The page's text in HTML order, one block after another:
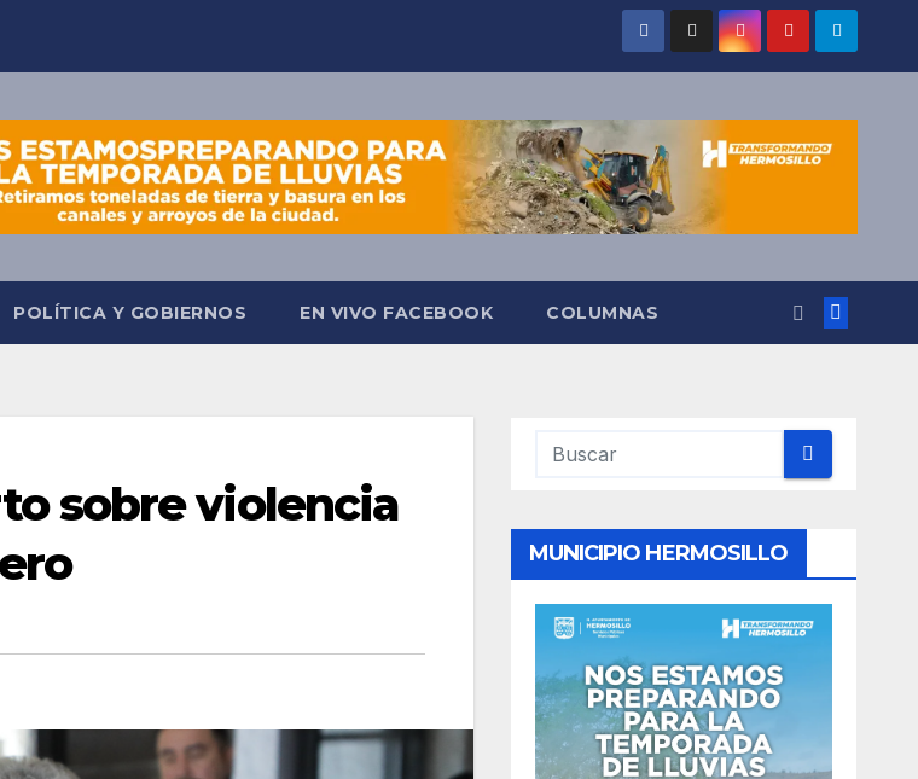
POLÍTICA Y GOBIERNOS EN VIVO FACEBOOK COLUMNAS
sobre violencia
MUNICIPIO HERMOSILLO